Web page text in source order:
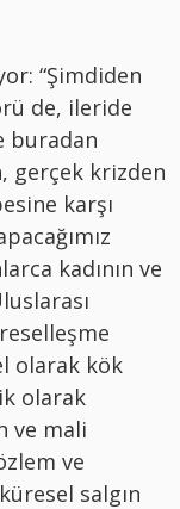
“Şimdiden
de, ileride
buradan
gerçek krizden
karşı
kadının ve
olarak kök
olarak
ve mali
ve
salgın